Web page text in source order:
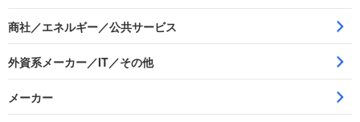
商社／エネルギー／公共サービス
外資系メーカー／IT／その他
メーカー